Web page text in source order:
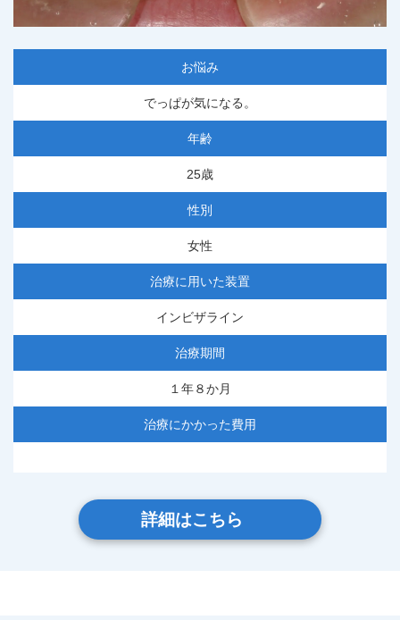
お悩み
でっぱが気になる。
年齢
25歳
性別
女性
治療に用いた装置
インビザライン
治療期間
１年８か月
治療にかかった費用
詳細はこちら